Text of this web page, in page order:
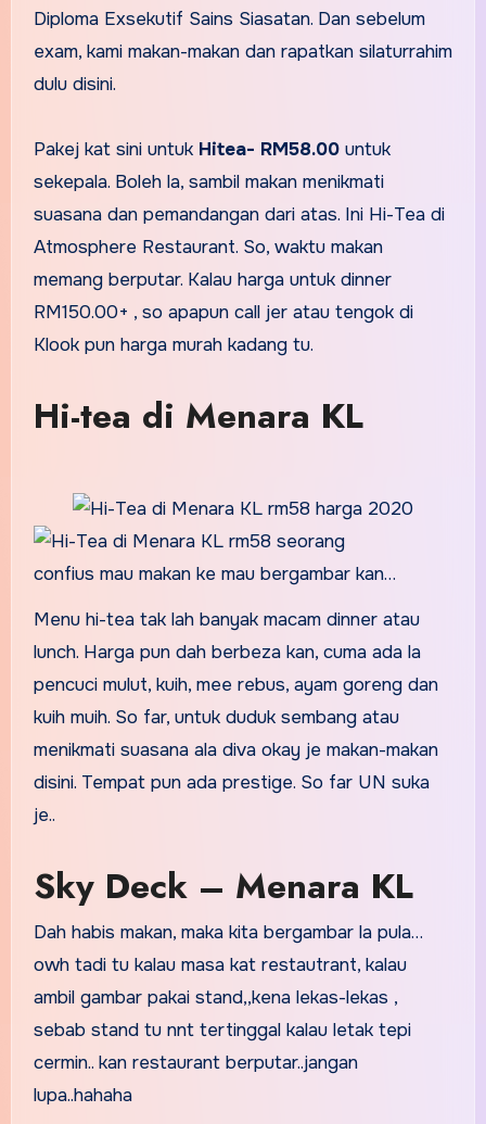
Diploma Exsekutif Sains Siasatan. Dan sebelum
exam, kami makan-makan dan rapatkan silaturrahim
dulu disini.
Pakej kat sini untuk Hitea- RM58.00untuk
sekepala. Boleh la, sambil makan menikmati
suasana dan pemandangan dari atas. Ini Hi-Tea di
Atmosphere Restaurant. So, waktu makan
memang berputar. Kalau harga untuk dinner
RM150.00+ , so apapun call jer atau tengok di
Klook pun harga murah kadang tu.
Hi-tea di Menara KL
confius mau makan ke mau bergambar kan…
Menu hi-tea tak lah banyak macam dinner atau
lunch. Harga pun dah berbeza kan, cuma ada la
pencuci mulut, kuih, mee rebus, ayam goreng dan
kuih muih. So far, untuk duduk sembang atau
menikmati suasana ala diva okay je makan-makan
disini. Tempat pun ada prestige. So far UN suka
je..
Sky Deck – Menara KL
Dah habis makan, maka kita bergambar la pula…
owh tadi tu kalau masa kat restautrant, kalau
ambil gambar pakai stand,,kena lekas-lekas ,
sebab stand tu nnt tertinggal kalau letak tepi
cermin.. kan restaurant berputar..jangan
lupa..hahaha